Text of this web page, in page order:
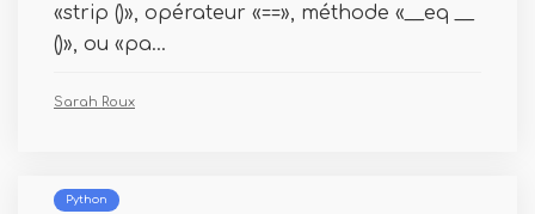
«strip ()», opérateur «==», méthode «__eq __
()», ou «pa...
Sarah Roux
Python